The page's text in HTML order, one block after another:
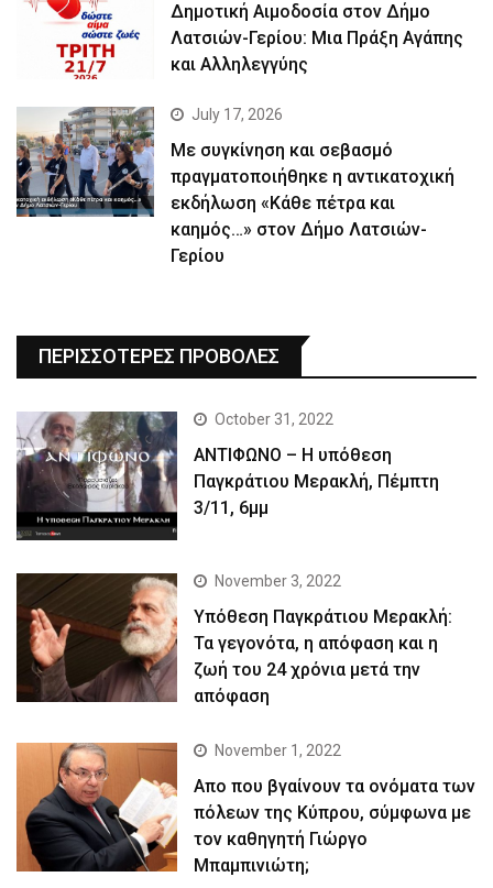
Δημοτική Αιμοδοσία στον Δήμο
Λατσιών-Γερίου: Μια Πράξη Αγάπης
και Αλληλεγγύης
July 17, 2026
Με συγκίνηση και σεβασμό
πραγματοποιήθηκε η αντικατοχική
εκδήλωση «Κάθε πέτρα και
καημός…» στον Δήμο Λατσιών-
Γερίου
ΠΕΡΙΣΣΟΤΕΡΕΣ ΠΡΟΒΟΛΕΣ
October 31, 2022
ΑΝΤΙΦΩΝΟ – Η υπόθεση
Παγκράτιου Μερακλή, Πέμπτη
3/11, 6μμ
November 3, 2022
Yπόθεση Παγκράτιου Μερακλή:
Τα γεγονότα, η απόφαση και η
ζωή του 24 χρόνια μετά την
απόφαση
November 1, 2022
Απο που βγαίνουν τα ονόματα των
πόλεων της Κύπρου, σύμφωνα με
τον καθηγητή Γιώργο
Μπαμπινιώτη;